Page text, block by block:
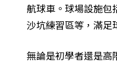
航球車。 球場設施包
沙坑練習區等，滿足
無論是初學者還是高